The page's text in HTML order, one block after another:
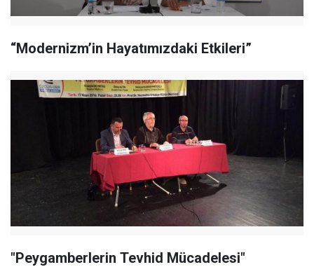
“Modernizm’in Hayatımızdaki Etkileri”
"Peygamberlerin Tevhid Mücadelesi"